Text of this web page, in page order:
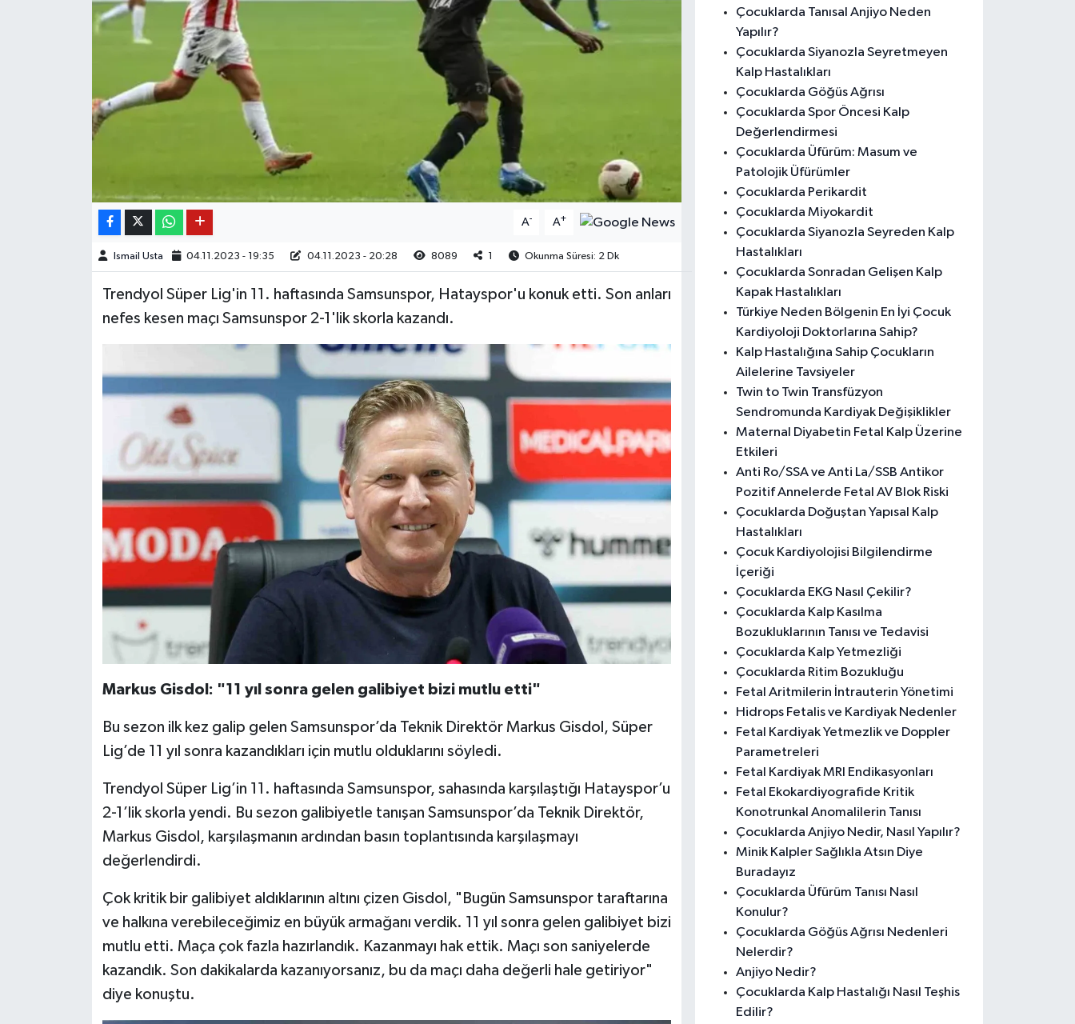
A- A+
Ismail Usta 04.11.2023 - 19:35 04.11.2023 - 20:28 8089 Okunma Süresi: 2 Dk
Trendyol Süper Lig'in 11. haftasında Samsunspor, Hatayspor'u konuk etti. Son anları
nefes kesen maçı Samsunspor 2-1'lik skorla kazandı.
Markus Gisdol: "11 yıl sonra gelen galibiyet bizi mutlu etti"
Bu sezon ilk kez galip gelen Samsunspor’da Teknik Direktör Markus Gisdol, Süper
Lig’de 11 yıl sonra kazandıkları için mutlu olduklarını söyledi.
Trendyol Süper Lig’in 11. haftasında Samsunspor, sahasında karşılaştığı Hatayspor’u
2-1’lik skorla yendi. Bu sezon galibiyetle tanışan Samsunspor’da Teknik Direktör,
Markus Gisdol, karşılaşmanın ardından basın toplantısında karşılaşmayı
değerlendirdi.
Çok kritik bir galibiyet aldıklarının altını çizen Gisdol, "Bugün Samsunspor taraftarına
ve halkına verebileceğimiz en büyük armağanı verdik. 11 yıl sonra gelen galibiyet bizi
mutlu etti. Maça çok fazla hazırlandık. Kazanmayı hak ettik. Maçı son saniyelerde
kazandık. Son dakikalarda kazanıyorsanız, bu da maçı daha değerli hale getiriyor"
diye konuştu.
Çocuklarda Tanısal Anjiyo Neden
Yapılır?
Çocuklarda Siyanozla Seyretmeyen
Kalp Hastalıkları
Çocuklarda Göğüs Ağrısı
Çocuklarda Spor Öncesi Kalp
Değerlendirmesi
Çocuklarda Üfürüm: Masum ve
Patolojik Üfürümler
Çocuklarda Perikardit
Çocuklarda Miyokardit
Çocuklarda Siyanozla Seyreden Kalp
Hastalıkları
Çocuklarda Sonradan Gelişen Kalp
Kapak Hastalıkları
Türkiye Neden Bölgenin En İyi Çocuk
Kardiyoloji Doktorlarına Sahip?
Kalp Hastalığına Sahip Çocukların
Ailelerine Tavsiyeler
Twin to Twin Transfüzyon
Sendromunda Kardiyak Değişiklikler
Maternal Diyabetin Fetal Kalp Üzerine
Etkileri
Anti Ro/SSA ve Anti La/SSB Antikor
Pozitif Annelerde Fetal AV Blok Riski
Çocuklarda Doğuştan Yapısal Kalp
Hastalıkları
Çocuk Kardiyolojisi Bilgilendirme
İçeriği
Çocuklarda EKG Nasıl Çekilir?
Çocuklarda Kalp Kasılma
Bozukluklarının Tanısı ve Tedavisi
Çocuklarda Kalp Yetmezliği
Çocuklarda Ritim Bozukluğu
Fetal Aritmilerin İntrauterin Yönetimi
Hidrops Fetalis ve Kardiyak Nedenler
Fetal Kardiyak Yetmezlik ve Doppler
Parametreleri
Fetal Kardiyak MRI Endikasyonları
Fetal Ekokardiyografide Kritik
Konotrunkal Anomalilerin Tanısı
Çocuklarda Anjiyo Nedir, Nasıl Yapılır?
Minik Kalpler Sağlıkla Atsın Diye
Buradayız
Çocuklarda Üfürüm Tanısı Nasıl
Konulur?
Çocuklarda Göğüs Ağrısı Nedenleri
Nelerdir?
Anjiyo Nedir?
Çocuklarda Kalp Hastalığı Nasıl Teşhis
Edilir?